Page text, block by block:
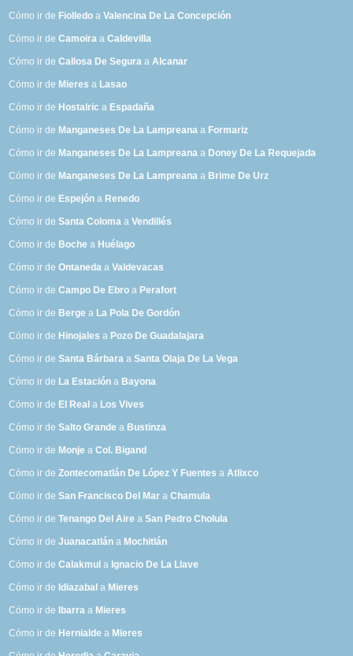
Cómo ir de Fiolledo aValencina De La Concepción
Cómo ir deCamoira aCaldevilla
Cómo ir deCallosa De Segura aAlcanar
Cómo ir de Mieres a Lasao
Cómo ir de Hostalric a Espadaña
Cómo ir de Manganeses De La Lampreana a Formariz
Cómo ir de Manganeses De La Lampreana a Doney De La Requejada
Cómo ir de Manganeses De La Lampreana a Brime De Urz
Cómo ir de Espejón a Renedo
Cómo ir deSanta Coloma aVendillés
Cómo ir de Boche a Huélago
Cómo ir deOntaneda aValdevacas
Cómo ir deCampo De Ebro a Perafort
Cómo ir de Berge a La Pola De Gordón
Cómo ir de Hinojales a Pozo De Guadalajara
Cómo ir deSanta Bárbara aSanta Olaja De La Vega
Cómo ir de La Estación a Bayona
Cómo ir de El Real a Los Vives
Cómo ir deSalto Grande a Bustinza
Cómo ir de Monje aCol. Bigand
Cómo ir deZontecomatlán De López Y Fuentes aAtlixco
Cómo ir deSan Francisco Del Mar aChamula
Cómo ir deTenango Del Aire aSan Pedro Cholula
Cómo ir deJuanacatlán a Mochitlán
Cómo ir deCalakmul a Ignacio De La Llave
Cómo ir de Idiazabal a Mieres
Cómo ir de Ibarra a Mieres
Cómo ir de Hernialde a Mieres